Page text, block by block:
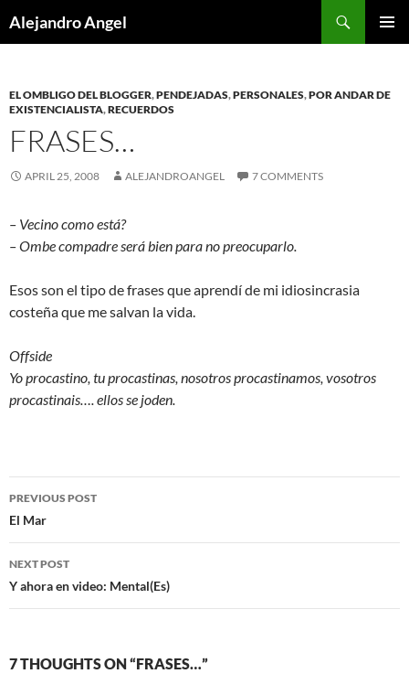
toAlejandro Angel
EL OMBLIGO DEL BLOGGER,PENDEJADAS,PERSONALES,POR ANDAR DE
EXISTENCIALISTA,RECUERDOS
FRASES…
APRIL 25, 2008 ALEJANDROANGEL 7 COMMENTS
– Vecino como está?
– Ombe compadre será bien para no preocuparlo.
Esos son el tipo de frases que aprendí de mi idiosincrasia
costeña que me salvan la vida.
Offside
Yo procastino, tu procastinas, nosotros procastinamos, vosotros
procastinais…. ellos se joden.
Post
navigation
PREVIOUS POST
El Mar
NEXT POST
Y ahora en video: Mental(Es)
7 THOUGHTS ON “FRASES…”